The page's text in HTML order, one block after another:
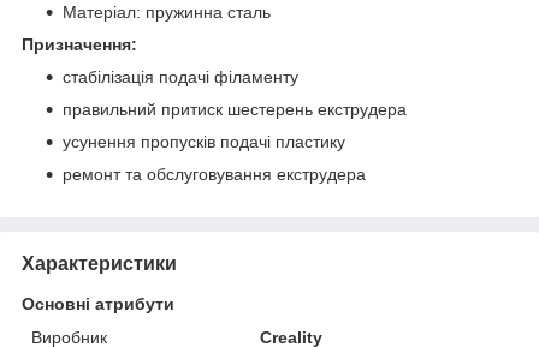
Матеріал: пружинна сталь
Призначення:
стабілізація подачі філаменту
правильний притиск шестерень екструдера
усунення пропусків подачі пластику
ремонт та обслуговування екструдера
Характеристики
Основні атрибути
Виробник
Creality